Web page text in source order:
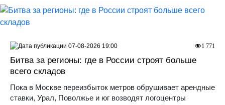
Битва за регионы: где в России строят больше
всего складов
Пока в Москве переизбыток метров обрушивает арендные
ставки, Урал, Поволжье и юг возводят логоцентры
1 771
07-08-2026 19:00